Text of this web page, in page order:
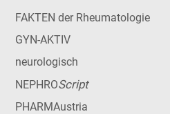
FAKTEN der Rheumatologie
GYN-AKTIV
neurologisch
NEPHROScript
PHARMAustria